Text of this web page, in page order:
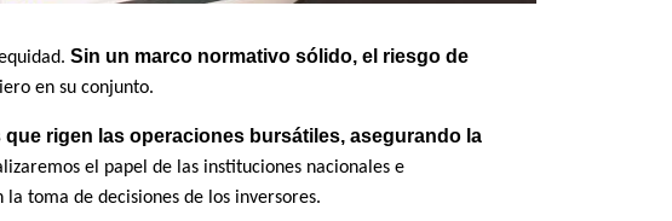
Sin un marco normativo sólido, el riesgo de
en su conjunto.
rigen las operaciones bursátiles, asegurando la
el papel de las instituciones nacionales e
toma de decisiones de los inversores.